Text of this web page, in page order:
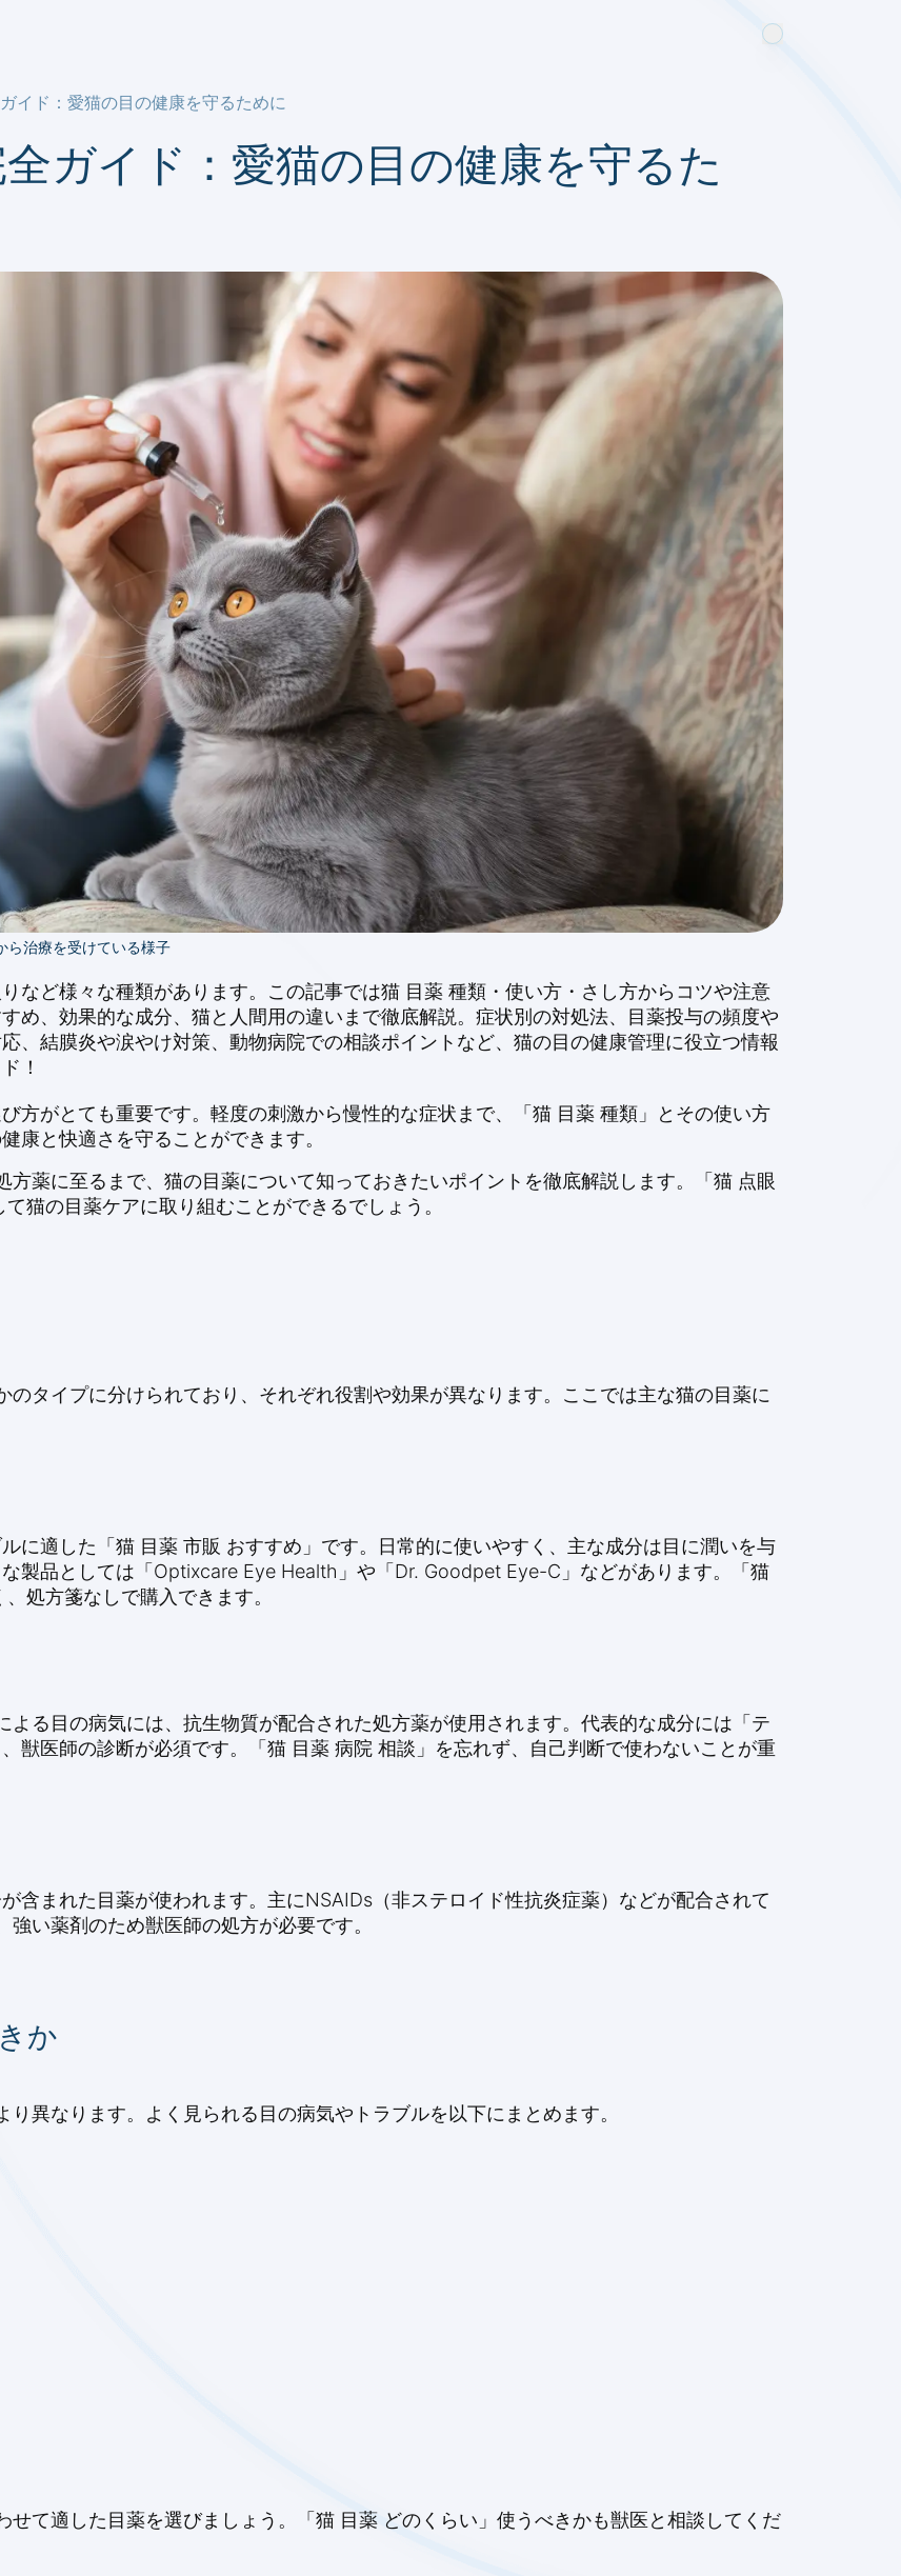
イド：愛猫の目の健康を守るために
ガイド：愛猫の目の健康を守るた
ら治療を受けている様子
など様々な種類があります。この記事では猫 目薬 種類・使い方・さし方からコツや注意
め、効果的な成分、猫と人間用の違いまで徹底解説。症状別の対処法、目薬投与の頻度や
、結膜炎や涙やけ対策、動物病院での相談ポイントなど、猫の目の健康管理に役立つ情報
！
方がとても重要です。軽度の刺激から慢性的な症状まで、「猫 目薬 種類」とその使い方
康と快適さを守ることができます。
方薬に至るまで、猫の目薬について知っておきたいポイントを徹底解説します。「猫 点眼
猫の目薬ケアに取り組むことができるでしょう。
タイプに分けられており、それぞれ役割や効果が異なります。ここでは主な猫の目薬に
に適した「猫 目薬 市販 おすすめ」です。日常的に使いやすく、主な成分は目に潤いを与
製品としては「Optixcare Eye Health」や「Dr. Goodpet Eye-C」などがあります。「猫
処方箋なしで購入できます。
よる目の病気には、抗生物質が配合された処方薬が使用されます。代表的な成分には「テ
獣医師の診断が必須です。「猫 目薬 病院 相談」を忘れず、自己判断で使わないことが重
含まれた目薬が使われます。主にNSAIDs（非ステロイド性抗炎症薬）などが配合されて
い薬剤のため獣医師の処方が必要です。
か
り異なります。よく見られる目の病気やトラブルを以下にまとめます。
せて適した目薬を選びましょう。「猫 目薬 どのくらい」使うべきかも獣医と相談してくだ